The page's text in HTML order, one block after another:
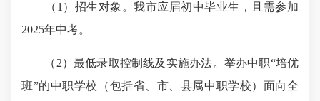
（1）招生对象。我市应届初中毕业生，且需参加
2025年中考。
（2）最低录取控制线及实施办法。举办中职“培优
班”的中职学校（包括省、市、县属中职学校）面向全